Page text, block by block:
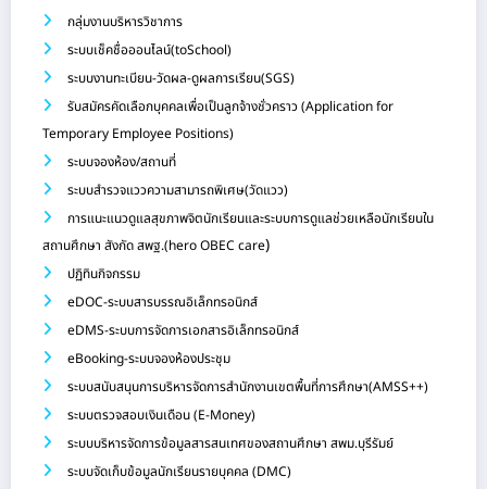
กลุ่มงานบริหารวิชาการ
ระบบเช็คชื่อออนไลน์(toSchool)
ระบบงานทะเบียน-วัดผล-ดูผลการเรียน(SGS)
รับสมัครคัดเลือกบุคคลเพื่อเป็นลูกจ้างชั่วคราว (Application for
Temporary Employee Positions)
ระบบจองห้อง/สถานที่
ระบบสำรวจแววความสามารถพิเศษ(วัดแวว)
การแนะแนวดูแลสุขภาพจิตนักเรียนและระบบการดูแลช่วยเหลือนักเรียนใน
สถานศึกษา สังกัด สพฐ.(hero OBEC care)
ปฏิทินกิจกรรม
eDOC-ระบบสารบรรณอิเล็กทรอนิกส์
eDMS-ระบบการจัดการเอกสารอิเล็กทรอนิกส์
eBooking-ระบบจองห้องประชุม
ระบบสนับสนุนการบริหารจัดการสำนักงานเขตพื้นที่การศึกษา(AMSS++)
ระบบตรวจสอบเงินเดือน (E-Money)
ระบบบริหารจัดการข้อมูลสารสนเทศของสถานศึกษา สพม.บุรีรัมย์
ระบบจัดเก็บข้อมูลนักเรียนรายบุคคล (DMC)